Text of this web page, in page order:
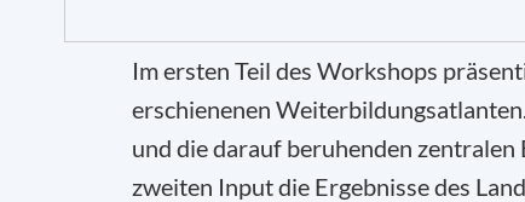
Im ersten Teil des Workshops
erschienenen
und die darauf beruhenden
zweiten Input die Ergebnisse des